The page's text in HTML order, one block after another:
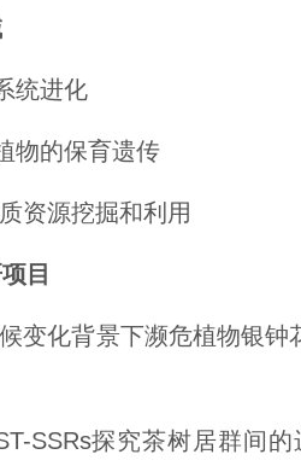
统进化
物的保育遗传
资源挖掘和利用
目
变化背景下濒危植物银
SSRs探究茶树居群间